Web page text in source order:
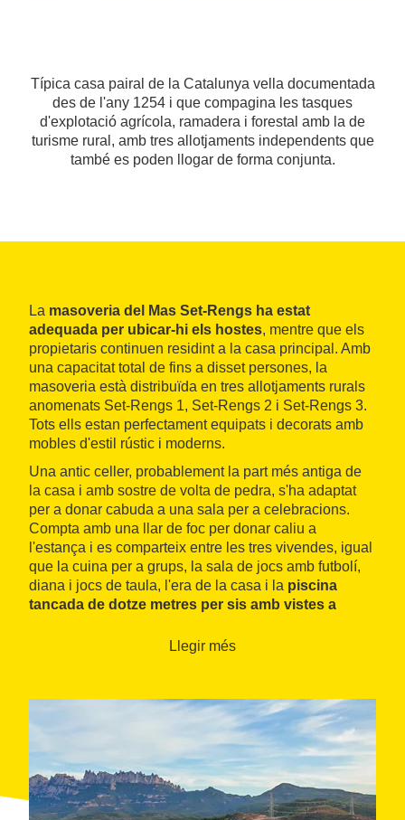
Típica casa pairal de la Catalunya vella documentada
des de l'any 1254 i que compagina les tasques
d'explotació agrícola, ramadera i forestal amb la de
turisme rural, amb tres allotjaments independents que
també es poden llogar de forma conjunta.
La masoveria del Mas Set-Rengs ha estat
adequada per ubicar-hi els hostes, mentre que els
propietaris continuen residint a la casa principal. Amb
una capacitat total de fins a disset persones, la
masoveria està distribuïda en tres allotjaments rurals
anomenats Set-Rengs 1, Set-Rengs 2 i Set-Rengs 3.
Tots ells estan perfectament equipats i decorats amb
mobles d'estil rústic i moderns.
Una antic celler, probablement la part més antiga de
la casa i amb sostre de volta de pedra, s'ha adaptat
per a donar cabuda a una sala per a celebracions.
Compta amb una llar de foc per donar caliu a
l'estança i es comparteix entre les tres vivendes, igual
que la cuina per a grups, la sala de jocs amb futbolí,
diana i jocs de taula, l'era de la casa i la piscina
tancada de dotze metres per sis amb vistes a
Llegir més